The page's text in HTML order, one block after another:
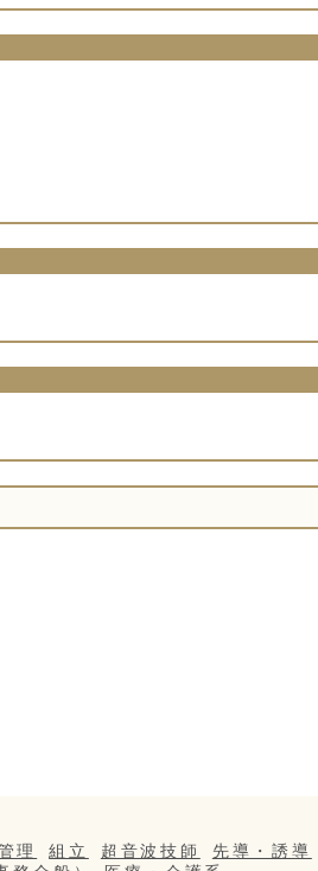
理 組立 超音波技師
先導・誘導